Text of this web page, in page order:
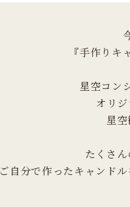
『手作り
星空コン
オリ
星
たくさ
ご自分で作ったキャンド